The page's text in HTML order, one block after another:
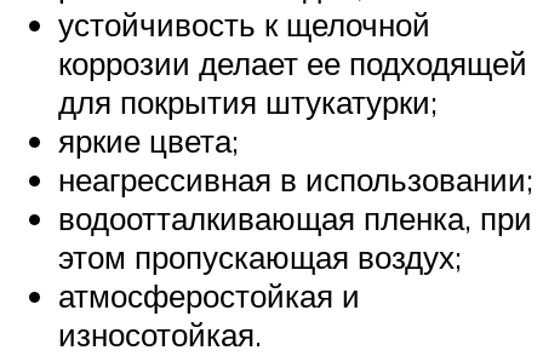
устойчивость к щелочной
коррозии делает ее подходящей
для покрытия штукатурки;
яркие цвета;
неагрессивная в использовании;
водоотталкивающая пленка, при
этом пропускающая воздух;
атмосферостойкая и
износотойкая.